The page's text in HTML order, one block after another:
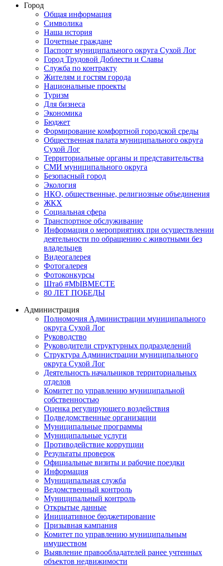
Город
Общая информация
Символика
Наша история
Почетные граждане
Паспорт муниципального округа Сухой Лог
Город Трудовой Доблести и Славы
Служба по контракту
Жителям и гостям города
Национальные проекты
Туризм
Для бизнеса
Экономика
Бюджет
Формирование комфортной городской среды
Общественная палата муниципального округа
Сухой Лог
Территориальные органы и представительства
СМИ муниципального округа
Безопасный город
Экология
НКО, общественные, религиозные объединения
ЖКХ
Социальная сфера
Транспортное обслуживание
Информация о мероприятиях при осуществлении
деятельности по обращению с животными без
владельцев
Видеогалерея
Фотогалерея
Фотоконкурсы
Штаб #MbIBMECTE
80 ЛЕТ ПОБЕДЫ
Администрация
Полномочия Администрации муниципального
округа Сухой Лог
Руководство
Руководители структурных подразделений
Структура Администрации муниципального
округа Сухой Лог
Деятельность начальников территориальных
отделов
Комитет по управлению муниципальной
собственностью
Оценка регулирующего воздействия
Подведомственные организации
Муниципальные программы
Муниципальные услуги
Противодействие коррупции
Результаты проверок
Официальные визиты и рабочие поездки
Информация
Муниципальная служба
Ведомственный контроль
Муниципальный контроль
Открытые данные
Инициативное бюджетирование
Призывная кампания
Комитет по управлению муниципальным
имуществом
Выявление правообладателей ранее учтенных
объектов недвижимости